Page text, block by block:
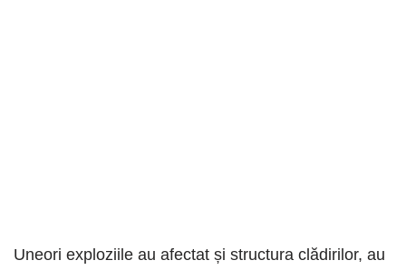
Uneori exploziile au afectat și structura clădirilor, au